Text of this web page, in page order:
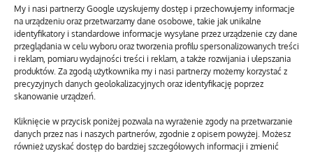
My i nasi partnerzy Google uzyskujemy dostęp i przechowujemy informacje
na urządzeniu oraz przetwarzamy dane osobowe, takie jak unikalne
identyfikatory i standardowe informacje wysyłane przez urządzenie czy dane
przeglądania w celu wyboru oraz tworzenia profilu spersonalizowanych treści
i reklam, pomiaru wydajności treści i reklam, a także rozwijania i ulepszania
produktów. Za zgodą użytkownika my i nasi partnerzy możemy korzystać z
precyzyjnych danych geolokalizacyjnych oraz identyfikację poprzez
skanowanie urządzeń.
Kliknięcie w przycisk poniżej pozwala na wyrażenie zgody na przetwarzanie
danych przez nas i naszych partnerów, zgodnie z opisem powyżej. Możesz
również uzyskać dostęp do bardziej szczegółowych informacji i zmienić